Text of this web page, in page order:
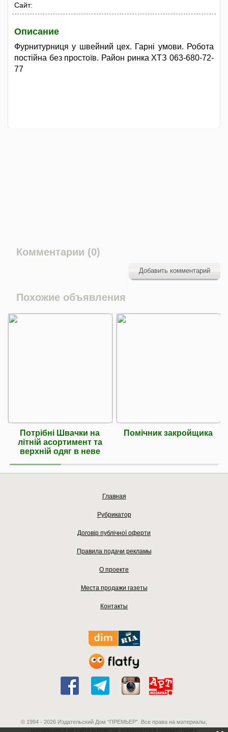
Сайт:
Описание
Фурнитурниця у швейний цех. Гарні умови. Робота
постійна без простоїв. Район ринка ХТЗ 063-680-72-
77
Комментарии (0)
Добавить комментарий
Похожие объявления
Потрібні Швачки на
літній асортимент та
верхній одяг в неве
Помічник закройщика
Главная
Рубрикатор
Договір публічної оферти
Правила подачи рекламы
О проекте
Места продажи газеты
Контакты
© 1994 - 2026 Издательский Дом “ПРЕМЬЕР”. Все права на материалы,
находящиеся на сайте premier.ua, охраняются в соответствии с